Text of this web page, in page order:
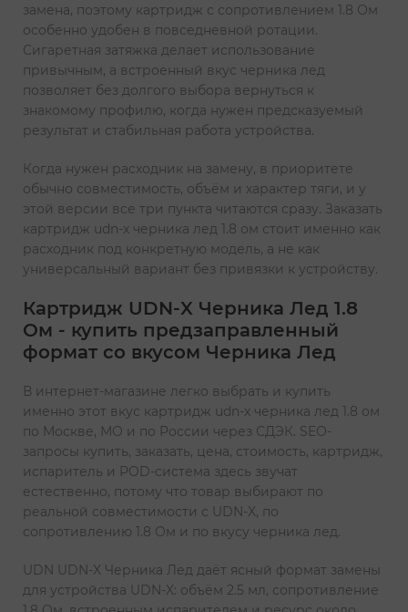
замена, поэтому картридж с сопротивлением 1.8 Ом
особенно удобен в повседневной ротации.
Сигаретная затяжка делает использование
привычным, а встроенный вкус черника лед
позволяет без долгого выбора вернуться к
знакомому профилю, когда нужен предсказуемый
результат и стабильная работа устройства.
Когда нужен расходник на замену, в приоритете
обычно совместимость, объём и характер тяги, и у
этой версии все три пункта читаются сразу. Заказать
картридж udn-x черника лед 1.8 ом стоит именно как
расходник под конкретную модель, а не как
универсальный вариант без привязки к устройству.
Картридж UDN-X Черника Лед 1.8
Ом - купить предзаправленный
формат со вкусом Черника Лед
В интернет-магазине легко выбрать и купить
именно этот вкус картридж udn-x черника лед 1.8 ом
по Москве, МО и по России через СДЭК. SEO-
запросы купить, заказать, цена, стоимость, картридж,
испаритель и POD-система здесь звучат
естественно, потому что товар выбирают по
реальной совместимости с UDN-X, по
сопротивлению 1.8 Ом и по вкусу черника лед.
UDN UDN-X Черника Лед даёт ясный формат замены
для устройства UDN-X: объём 2.5 мл, сопротивление